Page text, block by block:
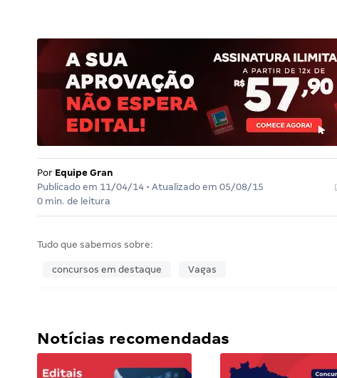
Por Equipe Gran
Publicado em 11/04/14• Atualizado em 05/08/15
0 min. de leitura
Tudo que sabemos sobre:
concursos em destaque Vagas
Notícias recomendadas